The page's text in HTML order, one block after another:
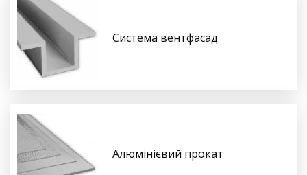
Система вентфасад
Алюмінієвий прокат